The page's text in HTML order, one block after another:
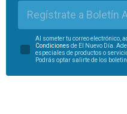
Regístrate a Boletín
Al someter tu correo electrónico,
Condiciones de El Nuevo Día.
especiales de productos o
Podrás optar salirte de los